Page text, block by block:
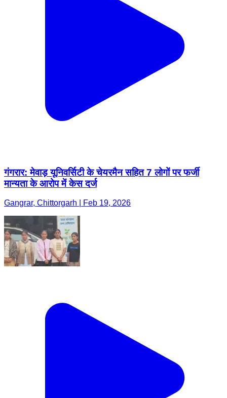
गंगरार: मेवाड़ यूनिवर्सिटी के चेयरमैन सहित 7 लोगों पर फर्जी
मान्यता के आरोप में केस दर्ज
Gangrar, Chittorgarh | Feb 19, 2026